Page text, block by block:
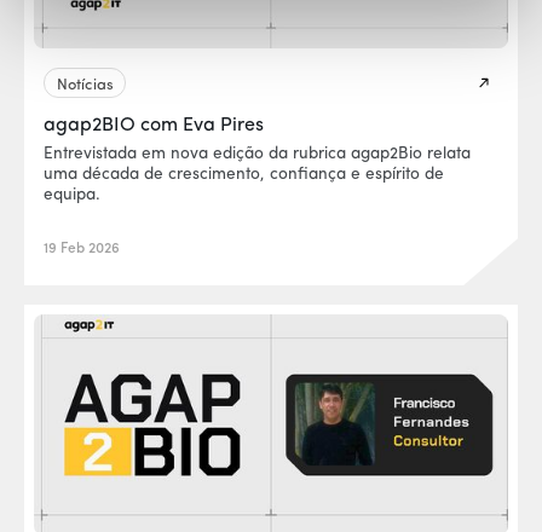
Notícias
agap2BIO com Eva Pires
Entrevistada em nova edição da rubrica agap2Bio relata
uma década de crescimento, confiança e espírito de
equipa.
19 Feb 2026